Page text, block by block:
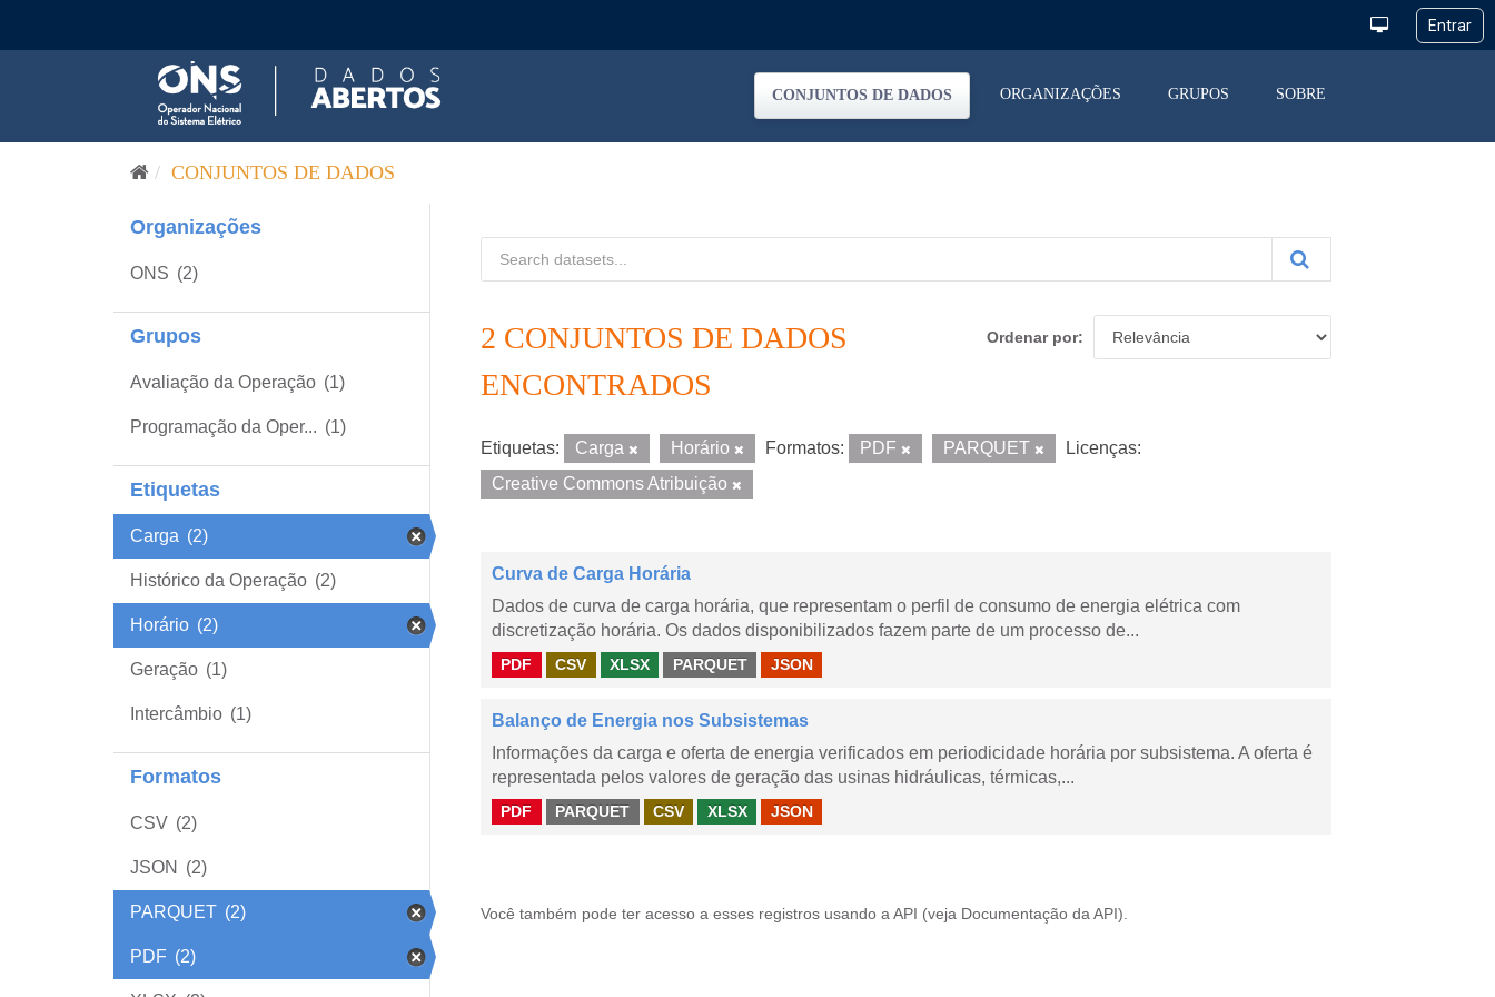
CONJUNTOS DE DADOS ORGANIZAÇÕES GRUPOS SOBRE
CONJUNTOS DE DADOS
Organizações
ONS (2)
Grupos
Avaliação da Operação (1)
Programação da Oper... (1)
Etiquetas
Carga (2)
Histórico da Operação (2)
Horário (2)
Geração (1)
Intercâmbio (1)
Formatos
CSV (2)
JSON (2)
PARQUET (2)
PDF (2)
Ordenar por
2 CONJUNTOS DE DADOS
ENCONTRADOS
Etiquetas: Carga Horário Formatos: PDF PARQUET
Licenças:
Creative Commons Atribuição
Curva de Carga Horária
Dados de curva de carga horária, que representam o perfil de consumo de energia elétrica com
discretização horária. Os dados disponibilizados fazem parte de um processo de...
PDF CSV XLSX PARQUET JSON
Balanço de Energia nos Subsistemas
Informações da carga e oferta de energia verificados em periodicidade horária por subsistema. A oferta é
representada pelos valores de geração das usinas hidráulicas, térmicas,...
PDF PARQUET CSV XLSX JSON
Você também pode ter acesso a esses registros usando a API (veja Documentação da API ).